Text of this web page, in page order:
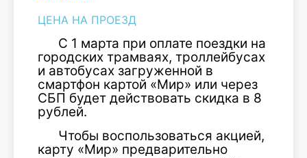
ЦЕНА НА ПРОЕЗД
С 1 марта при оплате поездки на
городских трамваях, троллейбусах
и автобусах загруженной в
смартфон картой «Мир» или через
СБП будет действовать скидка в 8
рублей.
Чтобы воспользоваться акцией,
карту «Мир» предварительно